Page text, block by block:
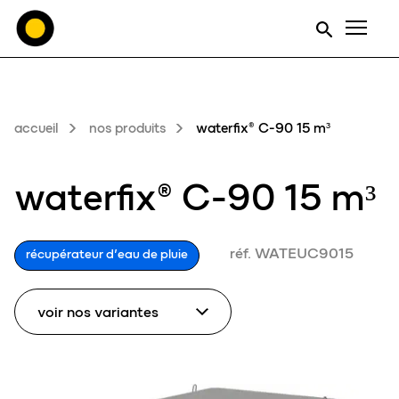
accueil nos produits waterfix® C-90 15 m³
waterfix® C-90 15 m³
récupérateur d’eau de pluie réf. WATEUC9015